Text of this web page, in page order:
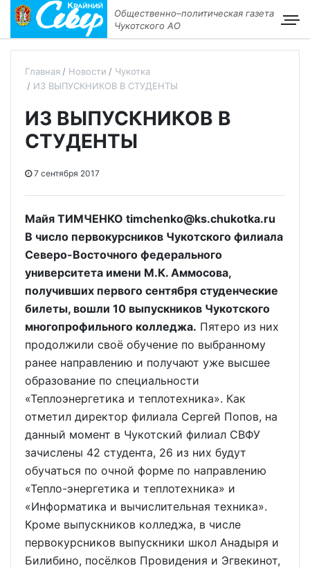
Общественно–политическая газета
Чукотского АО
Главная Новости
Чукотка
ИЗ ВЫПУСКНИКОВ В СТУДЕНТЫ
ИЗ ВЫПУСКНИКОВ В
СТУДЕНТЫ
7 сентября 2017
Майя ТИМЧЕНКО timchenko@ks.chukotka.ru
В число первокурсников Чукотского филиала
Северо-Восточного федерального
университета имени М.К. Аммосова,
получивших первого сентября студенческие
билеты, вошли 10 выпускников Чукотского
многопрофильного колледжа. Пятеро из них
продолжили своё обучение по выбранному
ранее направлению и получают уже высшее
образование по специальности
«Теплоэнергетика и теплотехника». Как
отметил директор филиала Сергей Попов, на
данный момент в Чукотский филиал СВФУ
зачислены 42 студента, 26 из них будут
обучаться по очной форме по направлению
«Тепло-энергетика и теплотехника» и
«Информатика и вычислительная техника».
Кроме выпускников колледжа, в числе
первокурсников выпускники школ Анадыря и
Билибино, посёлков Провидения и Эгвекинот,